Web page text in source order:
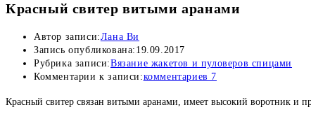
Красный свитер витыми аранами
Автор записи:Лана Ви
Запись опубликована: 19.09.2017
Рубрика записи:Вязание жакетов и пуловеров спицами
Комментарии к записи:комментариев 7
Красный свитер связан витыми аранами, имеет высокий воротник и